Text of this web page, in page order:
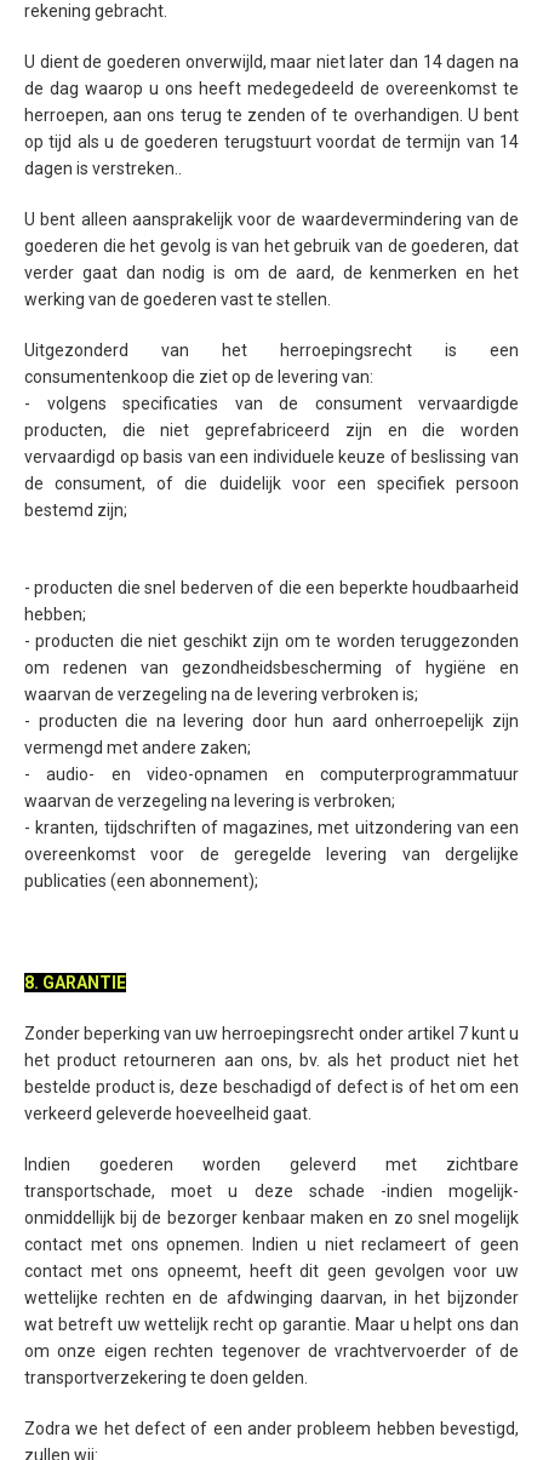
rekening gebracht.
U dient de goederen onverwijld, maar niet later dan 14 dagen na
de dag waarop u ons heeft medegedeeld de overeenkomst te
herroepen, aan ons terug te zenden of te overhandigen. U bent
op tijd als u de goederen terugstuurt voordat de termijn van 14
dagen is verstreken..
U bent alleen aansprakelijk voor de waardevermindering van de
goederen die het gevolg is van het gebruik van de goederen, dat
verder gaat dan nodig is om de aard, de kenmerken en het
werking van de goederen vast te stellen.
Uitgezonderd van het herroepingsrecht is een
consumentenkoop die ziet op de levering van:
- volgens specificaties van de consument vervaardigde
producten, die niet geprefabriceerd zijn en die worden
vervaardigd op basis van een individuele keuze of beslissing van
de consument, of die duidelijk voor een specifiek persoon
bestemd zijn;
- producten die snel bederven of die een beperkte houdbaarheid
hebben;
- producten die niet geschikt zijn om te worden teruggezonden
om redenen van gezondheidsbescherming of hygiëne en
waarvan de verzegeling na de levering verbroken is;
- producten die na levering door hun aard onherroepelijk zijn
vermengd met andere zaken;
- audio- en video-opnamen en computerprogrammatuur
waarvan de verzegeling na levering is verbroken;
- kranten, tijdschriften of magazines, met uitzondering van een
overeenkomst voor de geregelde levering van dergelijke
publicaties (een abonnement);
8. GARANTIE
Zonder beperking van uw herroepingsrecht onder artikel 7 kunt u
het product retourneren aan ons, bv. als het product niet het
bestelde product is, deze beschadigd of defect is of het om een
verkeerd geleverde hoeveelheid gaat.
Indien goederen worden geleverd met zichtbare
transportschade, moet u deze schade -indien mogelijk-
onmiddellijk bij de bezorger kenbaar maken en zo snel mogelijk
contact met ons opnemen. Indien u niet reclameert of geen
contact met ons opneemt, heeft dit geen gevolgen voor uw
wettelijke rechten en de afdwinging daarvan, in het bijzonder
wat betreft uw wettelijk recht op garantie. Maar u helpt ons dan
om onze eigen rechten tegenover de vrachtvervoerder of de
transportverzekering te doen gelden.
Zodra we het defect of een ander probleem hebben bevestigd,
zullen wij: